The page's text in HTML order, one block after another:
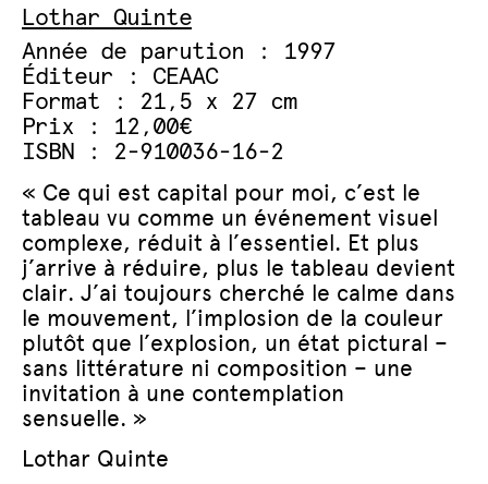
Lothar Quinte
Année de parution : 1997
Éditeur : CEAAC
Format : 21,5 x 27 cm
Prix : 12,00€
ISBN : 2-910036-16-2
« Ce qui est capital pour moi, c’est le
tableau vu comme un événement visuel
complexe, réduit à l’essentiel. Et plus
j’arrive à réduire, plus le tableau devient
clair. J’ai toujours cherché le calme dans
le mouvement, l’implosion de la couleur
plutôt que l’explosion, un état pictural –
sans littérature ni composition – une
invitation à une contemplation
sensuelle. »
Lothar Quinte